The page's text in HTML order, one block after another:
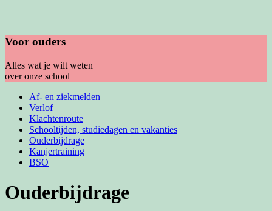
Voor ouders
Alles wat je wilt weten
over onze school
Af- en ziekmelden
Verlof
Klachtenroute
Schooltijden, studiedagen en vakanties
Ouderbijdrage
Kanjertraining
BSO
Ouderbijdrage